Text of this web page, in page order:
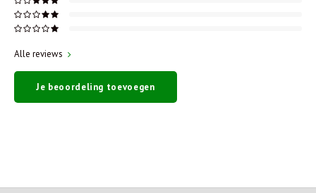
Alle reviews
Je beoordeling toevoegen